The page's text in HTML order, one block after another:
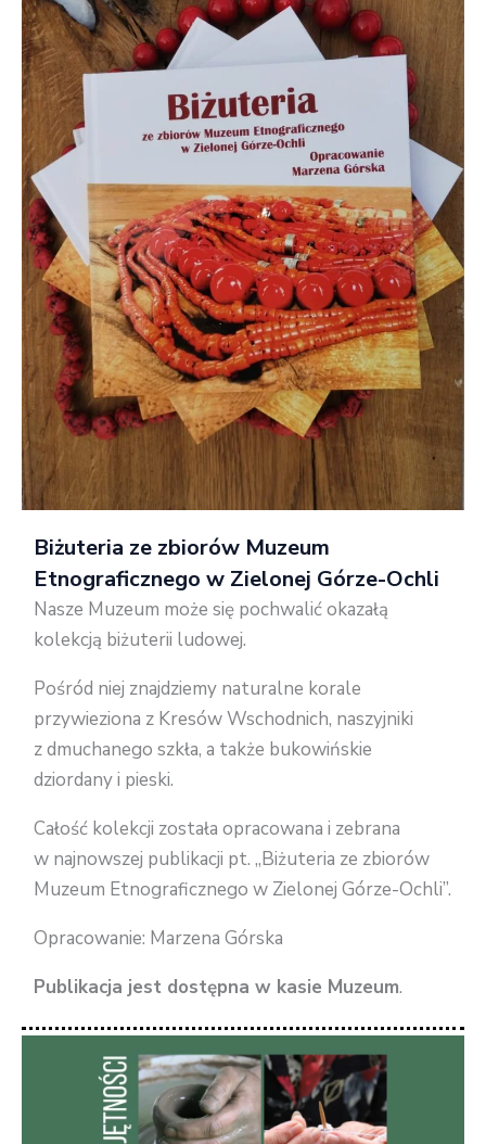
Biżuteria ze zbiorów Muzeum
Etnograficznego w Zielonej Górze-Ochli
Nasze Muzeum może się pochwalić okazałą
kolekcją biżuterii ludowej.
Pośród niej znajdziemy naturalne korale
przywieziona z Kresów Wschodnich, naszyjniki
z dmuchanego szkła, a także bukowińskie
dziordany i pieski.
Całość kolekcji została opracowana i zebrana
w najnowszej publikacji pt. „Biżuteria ze zbiorów
Muzeum Etnograficznego w Zielonej Górze-Ochli”.
Opracowanie: Marzena Górska
Publikacja jest dostępna w kasie Muzeum.